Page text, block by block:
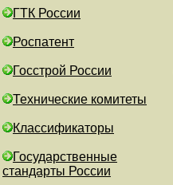
ГТК России
Роспатент
Госстрой России
Технические комитеты
Классификаторы
Государственные
стандарты России